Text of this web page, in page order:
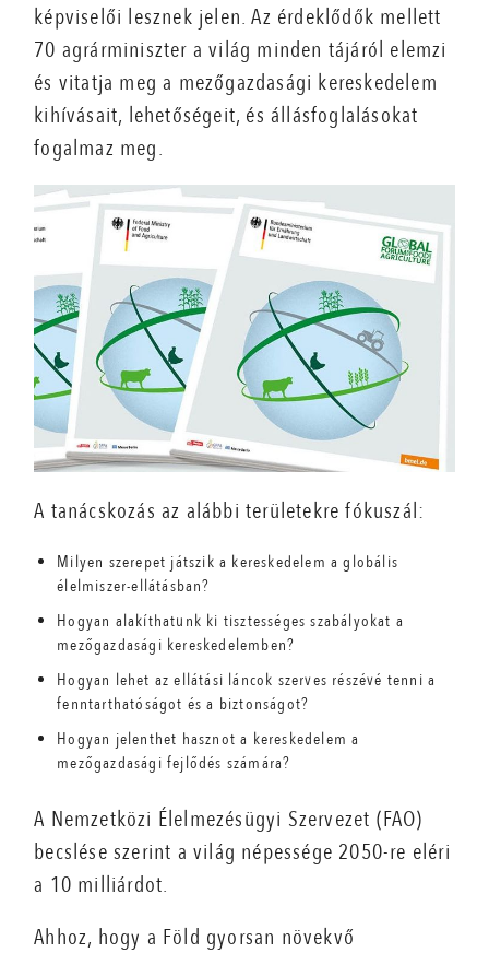
képviselői lesznek jelen. Az érdeklődők mellett
70 agrárminiszter a világ minden tájáról elemzi
és vitatja meg a mezőgazdasági kereskedelem
kihívásait, lehetőségeit, és állásfoglalásokat
fogalmaz meg.
A tanácskozás az alábbi területekre fókuszál:
Milyen szerepet játszik a kereskedelem a globális
élelmiszer-ellátásban?
Hogyan alakíthatunk ki tisztességes szabályokat a
mezőgazdasági kereskedelemben?
Hogyan lehet az ellátási láncok szerves részévé tenni a
fenntarthatóságot és a biztonságot?
Hogyan jelenthet hasznot a kereskedelem a
mezőgazdasági fejlődés számára?
A Nemzetközi Élelmezésügyi Szervezet (FAO)
becslése szerint a világ népessége 2050-re eléri
a 10 milliárdot.
Ahhoz, hogy a Föld gyorsan növekvő